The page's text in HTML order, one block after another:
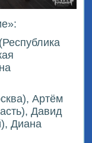
Артём
Давид
Диана